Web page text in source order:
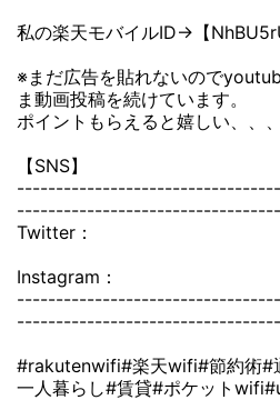
私の楽天モバイルID→【
※まだ広告を貼れないので
ま動画投稿を続けています。
ポイントもらえると嬉しい、、、
【SNS】
Twitter：
Instagram：
#rakutenwifi#楽天wifi#節約術#
一人暮らし#賃貸#ポケット